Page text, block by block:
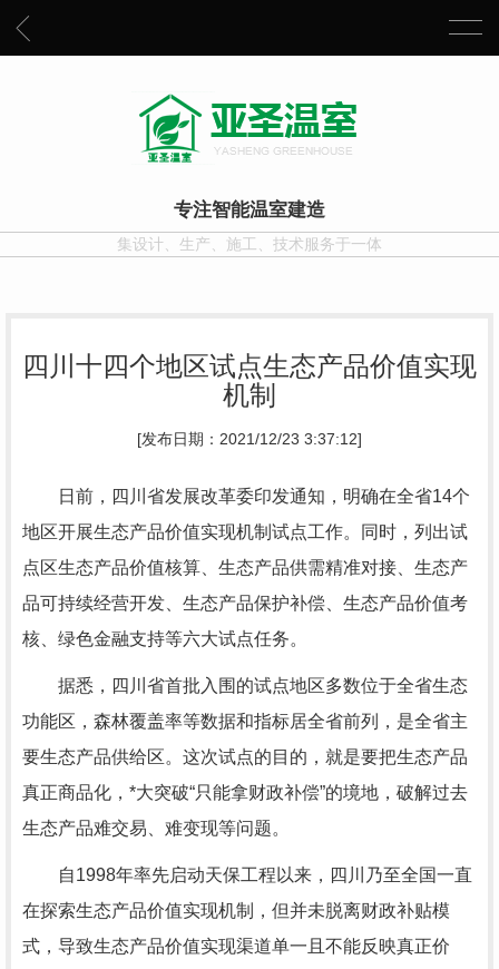
专注智能温室建造
集设计、生产、施工、技术服务于一体
四川十四个地区试点生态产品价值实现
机制
[发布日期：2021/12/23 3:37:12]
日前，四川省发展改革委印发通知，明确在全省14个
地区开展生态产品价值实现机制试点工作。同时，列出试
点区生态产品价值核算、生态产品供需精准对接、生态产
品可持续经营开发、生态产品保护补偿、生态产品价值考
核、绿色金融支持等六大试点任务。
据悉，四川省首批入围的试点地区多数位于全省生态
功能区，森林覆盖率等数据和指标居全省前列，是全省主
要生态产品供给区。这次试点的目的，就是要把生态产品
真正商品化，*大突破“只能拿财政补偿”的境地，破解过去
生态产品难交易、难变现等问题。
自1998年率先启动天保工程以来，四川乃至全国一直
在探索生态产品价值实现机制，但并未脱离财政补贴模
式，导致生态产品价值实现渠道单一且不能反映真正价